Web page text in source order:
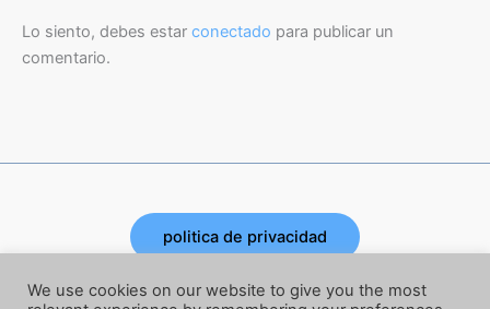
Lo siento, debes estar conectado para publicar un
comentario.
politica de privacidad
Copyright © 2026 | Powered by Joe Corbata
We use cookies on our website to give you the most